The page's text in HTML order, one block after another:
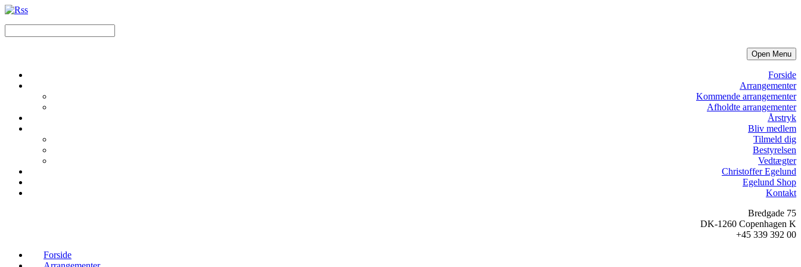
Open Menu
Forside
Arrangementer
Kommende arrangementer
Afholdte arrangementer
Årstryk
Bliv medlem
Tilmeld dig
Bestyrelsen
Vedtægter
Christoffer Egelund
Egelund Shop
Kontakt
Bredgade 75
DK-1260 Copenhagen K
+45 339 392 00
Forside